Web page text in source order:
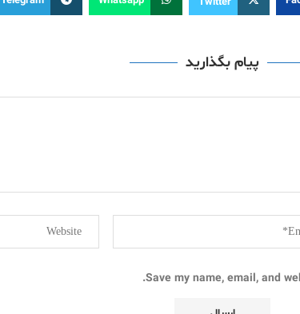
پیام بگذارید
Save my name, email, and